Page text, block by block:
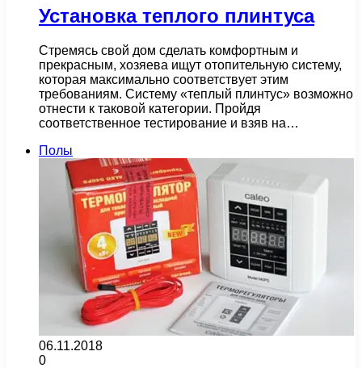
Установка теплого плинтуса
Стремясь свой дом сделать комфортным и
прекрасным, хозяева ищут отопительную систему,
которая максимально соответствует этим
требованиям. Систему «теплый плинтус» возможно
отнести к таковой категории. Пройдя
соответственное тестирование и взяв на…
Полы
06.11.2018
0